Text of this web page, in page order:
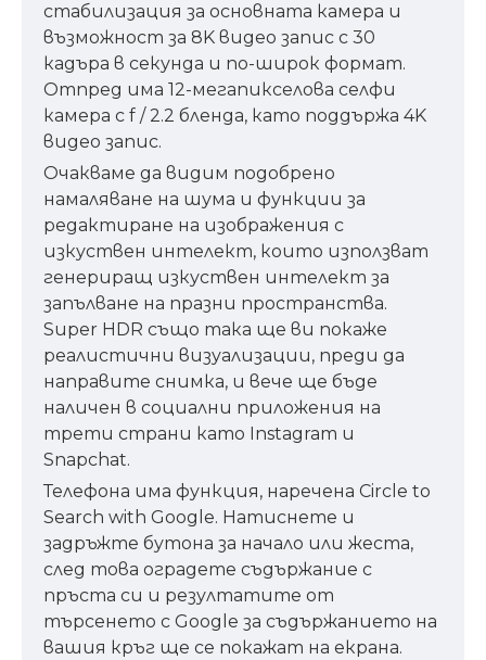
стабилизация за основната камера и
възможност за 8K видео запис с 30
кадъра в секунда и по-широк формат.
Отпред има 12-мегапикселова селфи
камера с f / 2.2 бленда, като поддържа 4K
видео запис.
Очакваме да видим подобрено
намаляване на шума и функции за
редактиране на изображения с
изкуствен интелект, които използват
генериращ изкуствен интелект за
запълване на празни пространства.
Super HDR също така ще ви покаже
реалистични визуализации, преди да
направите снимка, и вече ще бъде
наличен в социални приложения на
трети страни като Instagram и
Snapchat.
Телефона има функция, наречена Circle to
Search with Google. Натиснете и
задръжте бутона за начало или жеста,
след това оградете съдържание с
пръста си и резултатите от
търсенето с Google за съдържанието на
вашия кръг ще се покажат на екрана.